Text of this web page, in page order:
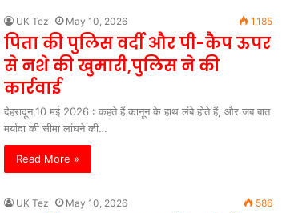
UK Tez May 10, 2026 1,185
पिता की पुलिस वर्दी और पी-कैप ऊपर
से नशे की खुमारी,पुलिस ने की
कार्रवाई
देहरादून,10 मई 2026 : कहते हैं कानून के हाथ लंबे होते हैं, और जब बात
मर्यादा की सीमा लांघने की…
Read More »
UK Tez May 10, 2026 586